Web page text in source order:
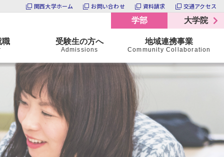
関西大学ホーム お問い合わせ 資料請求 交通アクセス
学部 大学院
職 受験生の方へ
Admissions
地域連携事業
Community Collaboration